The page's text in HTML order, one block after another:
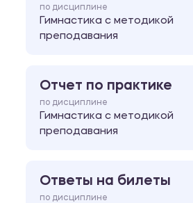
по дисциплине
Гимнастика с методикой
преподавания
Отчет по практике
по дисциплине
Гимнастика с методикой
преподавания
Ответы на билеты
по дисциплине